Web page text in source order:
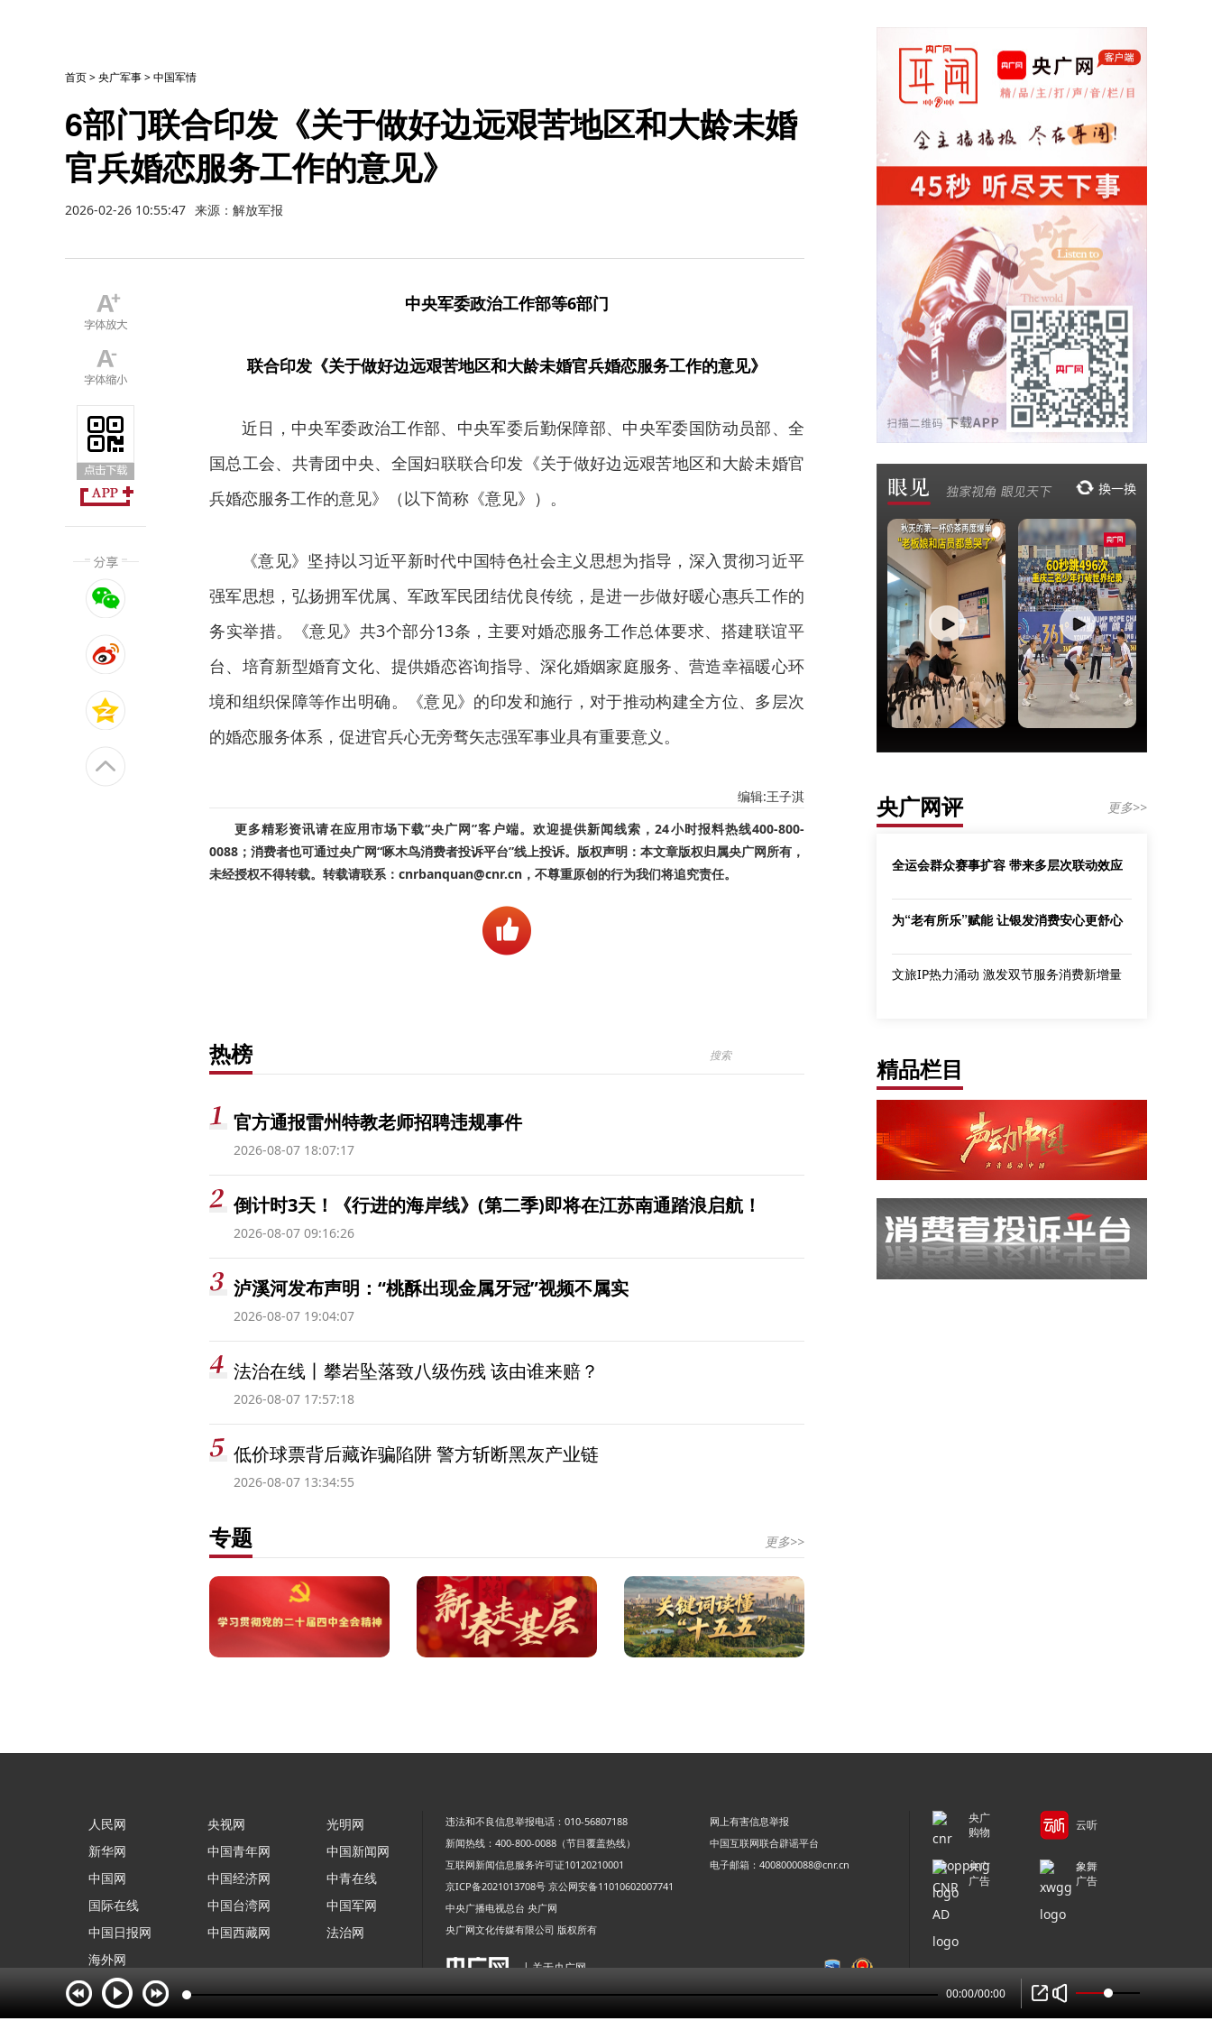
首页>央广军事>中国军情
6部门联合印发《关于做好边远艰苦地区和大龄未婚
官兵婚恋服务工作的意见》
2026-02-26 10:55:47 来源：解放军报
中央军委政治工作部等6部门
联合印发《关于做好边远艰苦地区和大龄未婚官兵婚恋服务工作的意见》
近日，中央军委政治工作部、中央军委后勤保障部、中央军委国防动员部、全
国总工会、共青团中央、全国妇联联合印发《关于做好边远艰苦地区和大龄未婚官
兵婚恋服务工作的意见》（以下简称《意见》）。
《意见》坚持以习近平新时代中国特色社会主义思想为指导，深入贯彻习近平
强军思想，弘扬拥军优属、军政军民团结优良传统，是进一步做好暖心惠兵工作的
务实举措。《意见》共3个部分13条，主要对婚恋服务工作总体要求、搭建联谊平
台、培育新型婚育文化、提供婚恋咨询指导、深化婚姻家庭服务、营造幸福暖心环
境和组织保障等作出明确。《意见》的印发和施行，对于推动构建全方位、多层次
的婚恋服务体系，促进官兵心无旁骛矢志强军事业具有重要意义。
编辑:王子淇
更多精彩资讯请在应用市场下载“央广网”客户端。欢迎提供新闻线索，24小时报料热线400-800-
0088；消费者也可通过央广网“啄木鸟消费者投诉平台”线上投诉。版权声明：本文章版权归属央广网所有，
未经授权不得转载。转载请联系：cnrbanquan@cnr.cn，不尊重原创的行为我们将追究责任。
热榜
官方通报雷州特教老师招聘违规事件
2026-08-07 18:07:17
倒计时3天！《行进的海岸线》(第二季)即将在江苏南通踏浪启航！
2026-08-07 09:16:26
泸溪河发布声明：“桃酥出现金属牙冠”视频不属实
2026-08-07 19:04:07
法治在线丨攀岩坠落致八级伤残 该由谁来赔？
2026-08-07 17:57:18
低价球票背后藏诈骗陷阱 警方斩断黑灰产业链
2026-08-07 13:34:55
专题 更多>>
央广网评 更多>>
全运会群众赛事扩容 带来多层次联动效应
为“老有所乐”赋能 让银发消费安心更舒心
文旅IP热力涌动 激发双节服务消费新增量
精品栏目
人民网
新华网
中国网
国际在线
中国日报网
海外网
央视网
中国青年网
中国经济网
中国台湾网
中国西藏网
光明网
中国新闻网
中青在线
中国军网
法治网
违法和不良信息举报电话：010-56807188
网上有害信息举报
新闻热线：400-800-0088（节目覆盖热线）
中国互联网联合辟谣平台
互联网新闻信息服务许可证10120210001
电子邮箱：4008000088@cnr.cn
京ICP备2021013708号 京公网安备11010602007741
中央广播电视总台 央广网
央广网文化传媒有限公司 版权所有
| 关于央广网
央广
购物
云听
央广
广告
象舞
广告
00:00/00:00